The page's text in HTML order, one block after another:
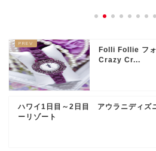
Folli Follie フ
Crazy Cr...
ハワイ1日目～2日目 アウラニディズ
ーリゾート